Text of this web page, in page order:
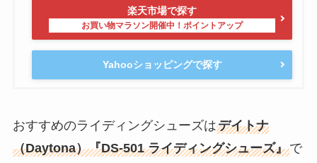
楽天市場で探す
Yahooショッピングで探す
おすすめのライディングシューズはデイトナ
（Daytona）『DS-501 ライディングシューズ』で